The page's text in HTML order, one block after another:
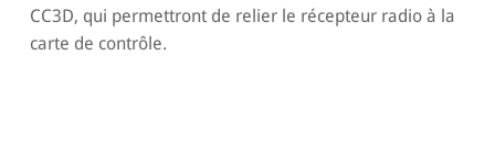
CC3D, qui permettront de relier le récepteur radio à la
carte de contrôle.